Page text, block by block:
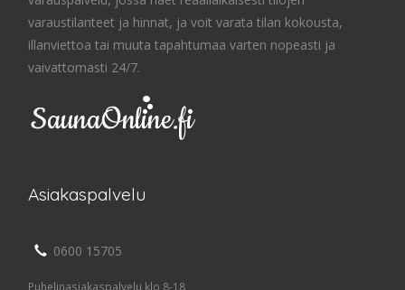
varaustilanteet ja hinnat, ja voit varata tilan kokousta,
illanviettoa tai muuta tapahtumaa varten nopeasti ja
vaivattomasti 24/7.
Asiakaspalvelu
0600 15705
Puhelinasiakaspalvelu klo 8-18